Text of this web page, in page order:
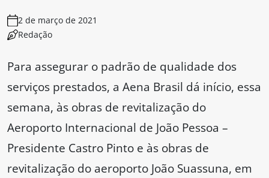
2 de março de 2021
Redação
Para assegurar o padrão de qualidade dos
serviços prestados, a Aena Brasil dá início, essa
semana, às obras de revitalização do
Aeroporto Internacional de João Pessoa –
Presidente Castro Pinto e às obras de
revitalização do aeroporto João Suassuna, em